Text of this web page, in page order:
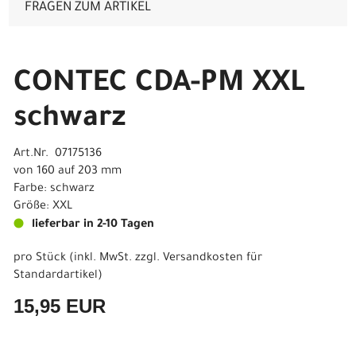
FRAGEN ZUM ARTIKEL
CONTEC CDA-PM XXL
schwarz
Art.Nr. 07175136
von 160 auf 203 mm
Farbe: schwarz
Größe: XXL
lieferbar in 2-10 Tagen
pro Stück (inkl. MwSt. zzgl. Versandkosten für
Standardartikel)
15,95 EUR